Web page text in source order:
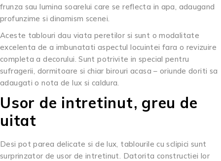
frunza sau lumina soarelui care se reflecta in apa, adaugand
profunzime si dinamism scenei.
Aceste tablouri dau viata peretilor si sunt o modalitate
excelenta de a imbunatati aspectul locuintei fara o revizuire
completa a decorului. Sunt potrivite in special pentru
sufragerii, dormitoare si chiar birouri acasa – oriunde doriti sa
adaugati o nota de lux si caldura.
Usor de intretinut, greu de
uitat
Desi pot parea delicate si de lux, tablourile cu sclipici sunt
surprinzator de usor de intretinut. Datorita constructiei lor